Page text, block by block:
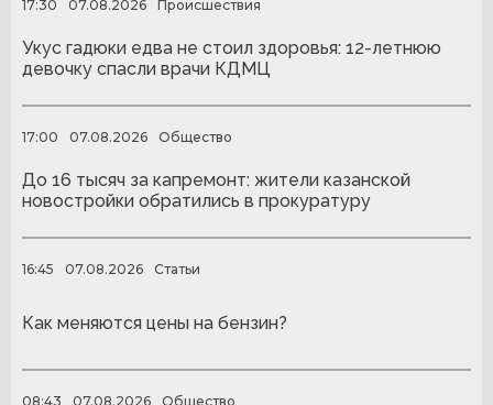
17:30 07.08.2026 Происшествия
Укус гадюки едва не стоил здоровья: 12-летнюю
девочку спасли врачи КДМЦ
17:00 07.08.2026 Общество
До 16 тысяч за капремонт: жители казанской
новостройки обратились в прокуратуру
16:45 07.08.2026 Статьи
Как меняются цены на бензин?
08:43 07.08.2026 Общество